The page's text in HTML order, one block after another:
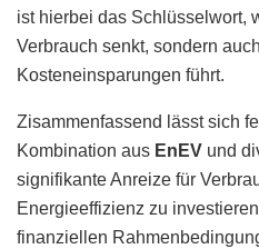
ist hierbei das Schlüsselwort,
Verbrauch senkt, sondern
Kosteneinsparungen führt.
Zisammenfassend lässt sich
Kombination aus EnEV und
signifikante Anreize für
Energieeffizienz zu
finanziellen